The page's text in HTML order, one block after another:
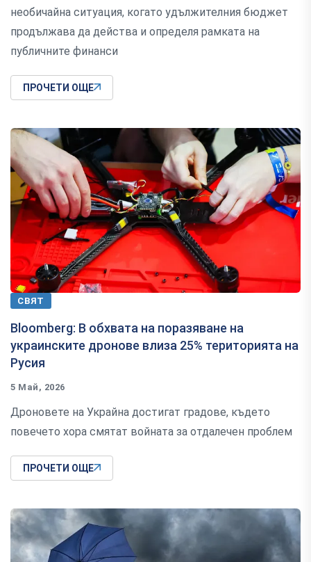
необичайна ситуация, когато удължителния бюджет
продължава да действа и определя рамката на
публичните финанси
ПРОЧЕТИ ОЩЕ
СВЯТ
Bloomberg: В обхвата на поразяване на
украинските дронове влиза 25% територията на
Русия
5 Май, 2026
Дроновете на Украйна достигат градове, където
повечето хора смятат войната за отдалечен проблем
ПРОЧЕТИ ОЩЕ